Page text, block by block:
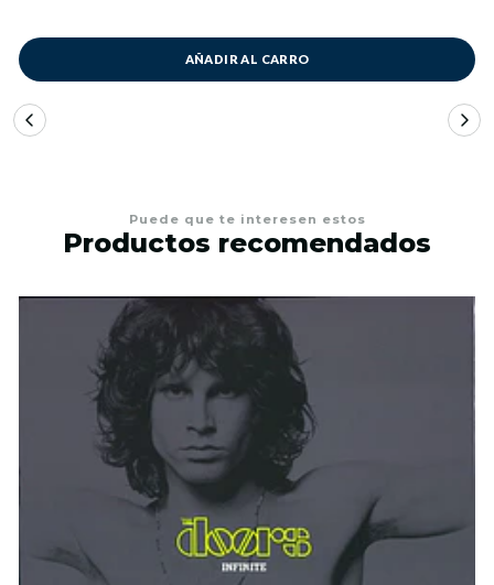
AÑADIR AL CARRO
Puede que te interesen estos
Productos recomendados